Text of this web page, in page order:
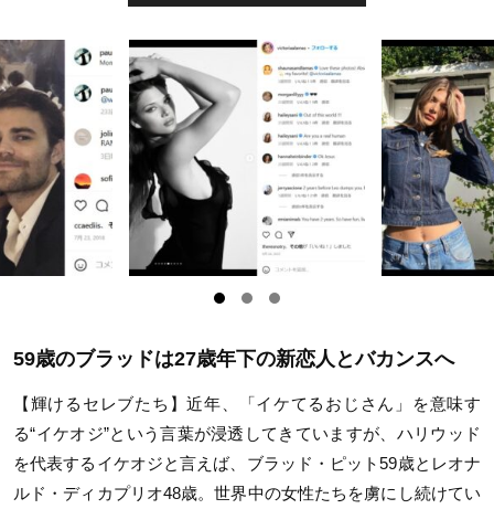
59歳のブラッドは27歳年下の新恋人とバカンスへ
【輝けるセレブたち】近年、「イケてるおじさん」を意味す
る“イケオジ”という言葉が浸透してきていますが、ハリウッド
を代表するイケオジと言えば、ブラッド・ピット59歳とレオナ
ルド・ディカプリオ48歳。世界中の女性たちを虜にし続けてい